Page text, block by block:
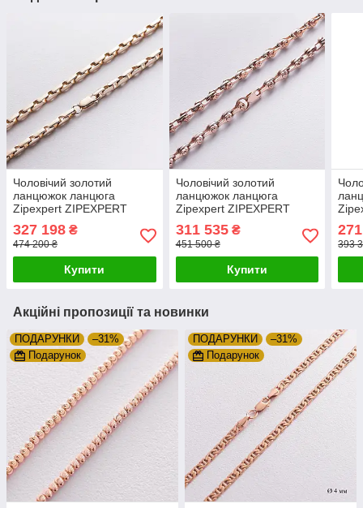
Чоловічий золотий
ланцюжок ланцюга
Zipexpert ZIPEXPERT
327 198 ₴
474 200 ₴
Купити
Чоловічий золотий
ланцюжок ланцюга
Zipexpert ZIPEXPERT
311 535₴
451 500 ₴
Купити
393
Акційні пропозиції та новинки
ПОДАРУНКИ
–31%
Подарунок
ПОДАРУНКИ
–31%
Подарунок